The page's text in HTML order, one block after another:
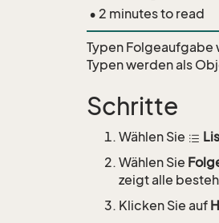
• 2 minutes to read
Typen Folgeaufgabe
Typen werden als
Schritte
Wählen Sie
Wählen Sie
zeigt alle
Klicken Sie auf